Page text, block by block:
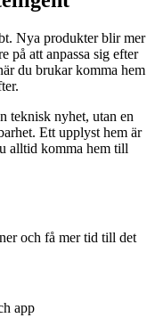
Nya produkter blir mer
på att anpassa sig efter
du brukar komma hem
teknisk nyhet, utan en
Ett upplyst hem är
alltid komma hem till
och få mer tid till det
app